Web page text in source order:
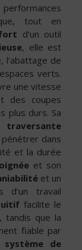
tout en
d’un outil
, elle est
l’abattage de
verts.
une vitesse
des coupes
plus durs. Sa
traversante
dans
et la durée
et son
et un
d’un travail
facilite le
tandis que la
fiable par
système de